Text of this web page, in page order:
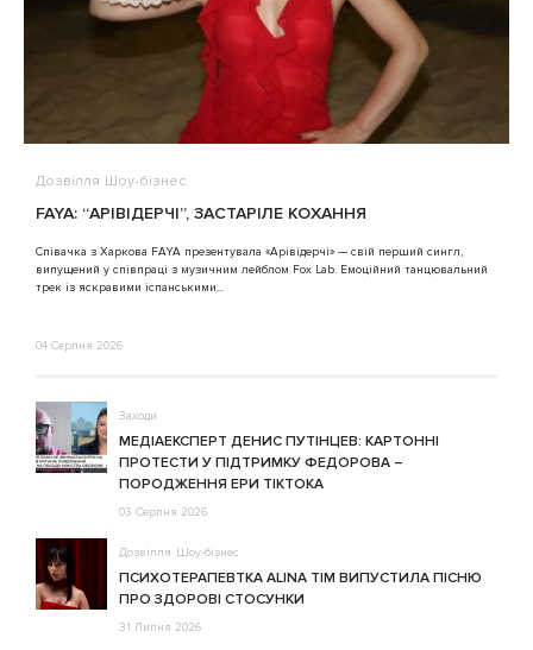
Дозвілля Шоу-бізнес
FAYA: “АРІВІДЕРЧІ”, ЗАСТАРІЛЕ КОХАННЯ
Співачка з Харкова FAYA презентувала «Арівідерчі» — свій перший сингл,
випущений у співпраці з музичним лейблом Fox Lab. Емоційний танцювальний
трек із яскравими іспанськими...
04 Серпня 2026
Заходи
МЕДІАЕКСПЕРТ ДЕНИС ПУТІНЦЕВ: КАРТОННІ
ПРОТЕСТИ У ПІДТРИМКУ ФЕДОРОВА –
ПОРОДЖЕННЯ ЕРИ ТІКТОКА
03 Серпня 2026
Дозвілля Шоу-бізнес
ПСИХОТЕРАПЕВТКА ALINA TIM ВИПУСТИЛА ПІСНЮ
ПРО ЗДОРОВІ СТОСУНКИ
31 Липня 2026